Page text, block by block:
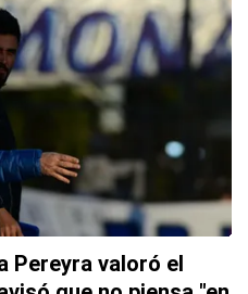
Pereyra valoró el